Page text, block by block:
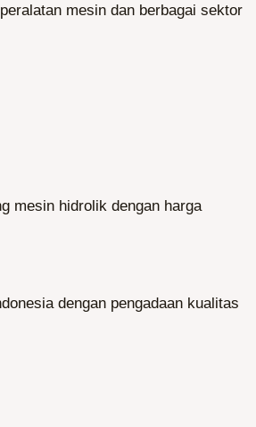
mesin dan berbagai sektor
mesin hidrolik dengan harga
dengan pengadaan kualitas